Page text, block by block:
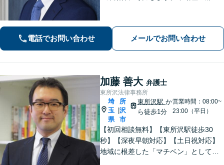
し問題に真摯に向き合います。【韓国
電話でお問い合わせ メールでお問い合わせ
加藤 善大 弁護士
東所沢法律事務所
埼
玉
県
所
沢
市
東所沢駅 か
ら徒歩1分
営業時間：08:00~
23:00（平日）
【初回相談無料】【東所沢駅徒歩30
秒】【深夜早朝対応】【土日祝対応】
地域に根差した「マチベン」として、